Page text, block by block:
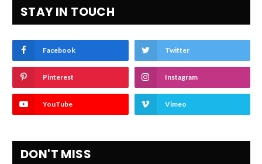
STAY IN TOUCH
Facebook Twitter
Pinterest Instagram
YouTube Vimeo
DON'T MISS